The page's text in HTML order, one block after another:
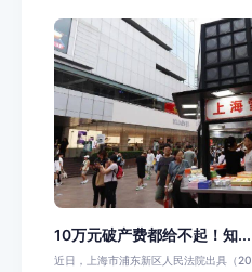
10万元破产费都给不起！知...
近日，上海市浦东新区人民法院出具（